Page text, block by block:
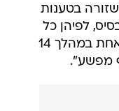
בטענות
לפיהן כל
הגורמים המעורבים בתיק עשו יד אחת במהלך 14
מפשע".